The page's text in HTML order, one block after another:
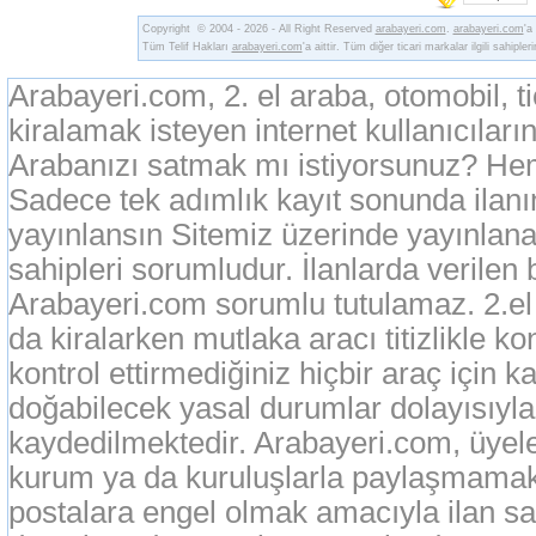
Copyright © 2004 - 2026 - All Right Reserved arabayeri.com . arabayeri.com'a
Tüm Telif Hakları arabayeri.com'a aittir. Tüm diğer ticari markalar ilgili
Arabayeri.com, 2. el araba, otomobil,
kiralamak isteyen internet
Arabanızı satmak mı istiyorsunuz?
Sadece tek adımlık kayıt sonunda
yayınlansın Sitemiz üzerinde
sahipleri sorumludur. İlanlarda verilen
Arabayeri.com sorumlu tutulamaz.
da kiralarken mutlaka aracı titizlikle
kontrol ettirmediğiniz hiçbir araç için
doğabilecek yasal durumlar
kaydedilmektedir. Arabayeri.com,
kurum ya da kuruluşlarla
postalara engel olmak amacıyla ilan